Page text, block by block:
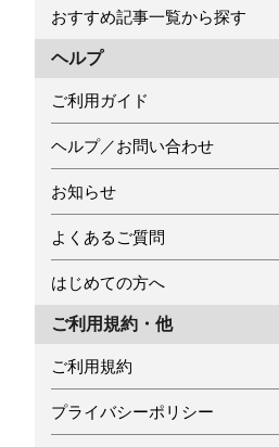
おすすめ記事一覧から探す
ヘルプ
ご利用ガイド
ヘルプ／お問い合わせ
お知らせ
よくあるご質問
はじめての方へ
ご利用規約・他
ご利用規約
プライバシーポリシー